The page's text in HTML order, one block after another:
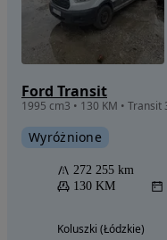
Ford Transit
Wyróżnione
272 255 km
130 KM
Koluszki (Łódzkie)